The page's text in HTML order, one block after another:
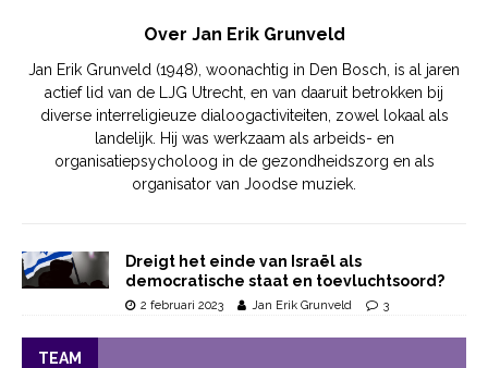
Over Jan Erik Grunveld
Jan Erik Grunveld (1948), woonachtig in Den Bosch, is al jaren
actief lid van de LJG Utrecht, en van daaruit betrokken bij
diverse interreligieuze dialoogactiviteiten, zowel lokaal als
landelijk. Hij was werkzaam als arbeids- en
organisatiepsycholoog in de gezondheidszorg en als
organisator van Joodse muziek.
Dreigt het einde van Israël als
democratische staat en toevluchtsoord?
2 februari 2023 Jan Erik Grunveld 3
TEAM